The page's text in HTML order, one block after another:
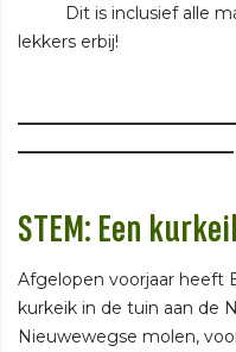
Dit is inclusief alle
lekkers erbij!
__________________________
STEM: Een
Afgelopen voorjaar heeft
kurkeik in de tuin aan de
Nieuwewegse molen,